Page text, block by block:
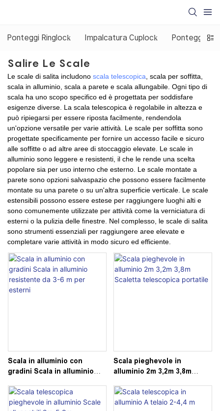
Ponteggi Ringlock Impalcatura Cuplock Ponteggio
Salire Le Scale
Le scale di salita includono scala telescopica , scala per soffitta,
scala in alluminio, scala a parete e scala allungabile. Ogni tipo di
scala ha uno scopo specifico ed è progettata per soddisfare
esigenze diverse. La scala telescopica è regolabile in altezza e
può ripiegarsi per essere riposta facilmente, rendendola
un'opzione versatile per varie attività. Le scale per soffitta sono
progettate specificamente per fornire un accesso facile e sicuro
alle soffitte o ad altre aree di stoccaggio elevate. Le scale in
alluminio sono leggere e resistenti, il che le rende una scelta
popolare sia per uso interno che esterno. Le scale montate a
parete sono opzioni salvaspazio che possono essere facilmente
montate su una parete o su un'altra superficie verticale. Le scale
estensibili possono essere estese per raggiungere luoghi alti e
sono comunemente utilizzate per attività come la verniciatura di
esterni o la pulizia delle finestre. Nel complesso, le scale di salita
sono strumenti essenziali per raggiungere aree elevate e
completare varie attività in modo sicuro ed efficiente.
Scala in alluminio con
gradini Scala in alluminio
esterni
Scala pieghevole in
alluminio 2m 3,2m 3,8m
portatile